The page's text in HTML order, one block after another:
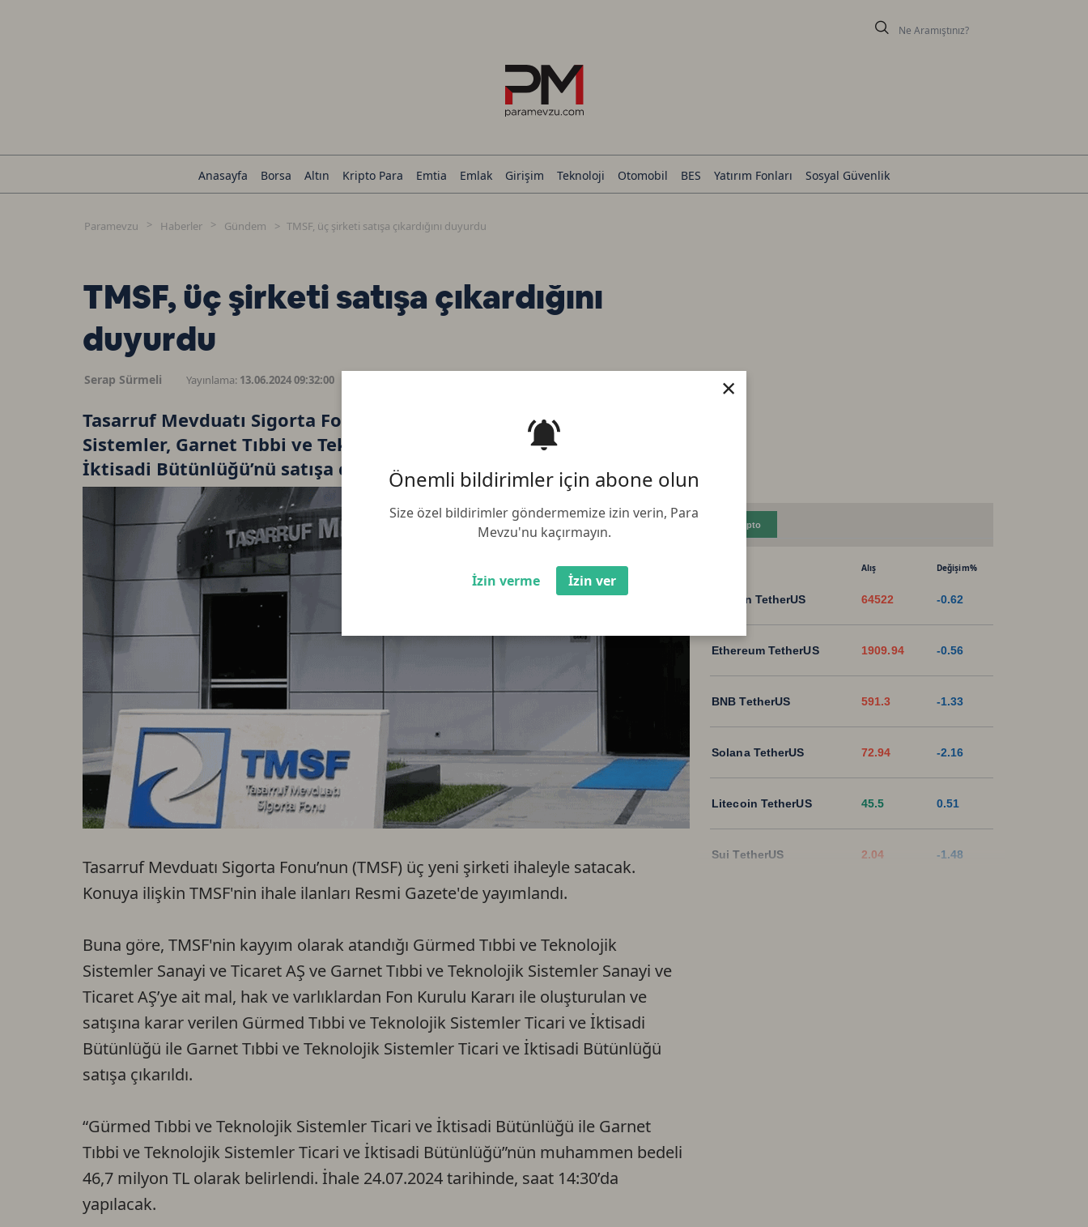
Önemli bildirimler için abone olun
Size özel bildirimler göndermemize izin verin, Para
Mevzu'nu kaçırmayın.
İzin verme İzin ver
×
Anasayfa Borsa Altın Kripto Para Emtia Emlak Girişim Teknoloji Otomobil BES Yatırım Fonları Sosyal Güvenlik
Paramevzu Haberler Gündem TMSF, üç şirketi satışa çıkardığını duyurdu
TMSF, üç şirketi satışa çıkardığını
duyurdu
Serap Sürmeli Yayınlama: 13.06.2024 09:32:00
Tasarruf Mevduatı Sigorta Fonu (TMSF), Gürmed Tıbbi ve Teknolojik
Sistemler, Garnet Tıbbi ve Teknolojik Sistemler ile Ekipsan Ticari ve
İktisadi Bütünlüğü’nü satışa çıkardı
Tasarruf Mevduatı Sigorta Fonu’nun (TMSF) üç yeni şirketi ihaleyle satacak.
Konuya ilişkin TMSF'nin ihale ilanları Resmi Gazete'de yayımlandı.
Buna göre, TMSF'nin kayyım olarak atandığı Gürmed Tıbbi ve Teknolojik
Sistemler Sanayi ve Ticaret AŞ ve Garnet Tıbbi ve Teknolojik Sistemler Sanayi ve
Ticaret AŞ’ye ait mal, hak ve varlıklardan Fon Kurulu Kararı ile oluşturulan ve
satışına karar verilen Gürmed Tıbbi ve Teknolojik Sistemler Ticari ve İktisadi
Bütünlüğü ile Garnet Tıbbi ve Teknolojik Sistemler Ticari ve İktisadi Bütünlüğü
satışa çıkarıldı.
“Gürmed Tıbbi ve Teknolojik Sistemler Ticari ve İktisadi Bütünlüğü ile Garnet
Tıbbi ve Teknolojik Sistemler Ticari ve İktisadi Bütünlüğü”nün muhammen bedeli
46,7 milyon TL olarak belirlendi. İhale 24.07.2024 tarihinde, saat 14:30’da
yapılacak.
Kripto
Alış Değişim%
Bitcoin TetherUS 64522 -0.62
Ethereum TetherUS 1909.94 -0.56
BNB TetherUS 591.3 -1.33
Solana TetherUS 72.94 -2.16
Litecoin TetherUS 45.5 0.51
Sui TetherUS 2.04 -1.48